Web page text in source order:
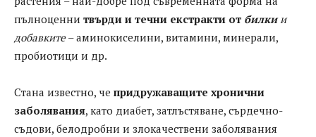
пълноценни твърди и течни екстракти от билкии
добавките– аминокиселини, витамини, минерали,
пробиотици и др.
Стана известно, че придружаващите хронични
заболявания, като диабет, затлъстяване, сърдечно-
съдови, белодробни и злокачествени заболявания